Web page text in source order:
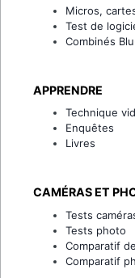
Micros,
Test de
Combinés
APPRENDRE
Technique
Enquêtes
Livres
CAMÉRAS ET
Tests
Tests photo
Comparatif
Comparatif